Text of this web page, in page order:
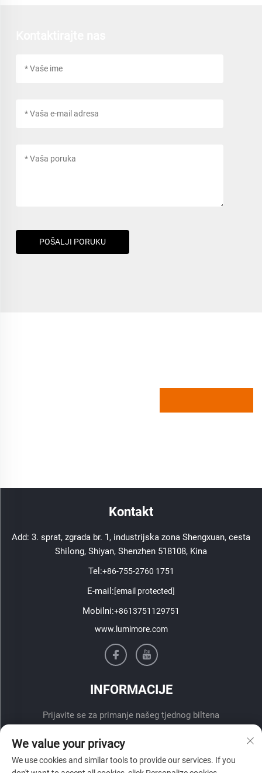
POŠALJI PORUKU
Kontakt
Add: 3. sprat, zgrada br. 1, industrijska zona Shengxuan, cesta
Shilong, Shiyan, Shenzhen 518108, Kina
Tel:+86-755-2760 1751
E-mail:[email protected]
Mobilni:+8613751129751
www.lumimore.com
INFORMACIJE
Prijavite se za primanje našeg tjednog biltena
We value your privacy
We use cookies and similar tools to provide our services. If you